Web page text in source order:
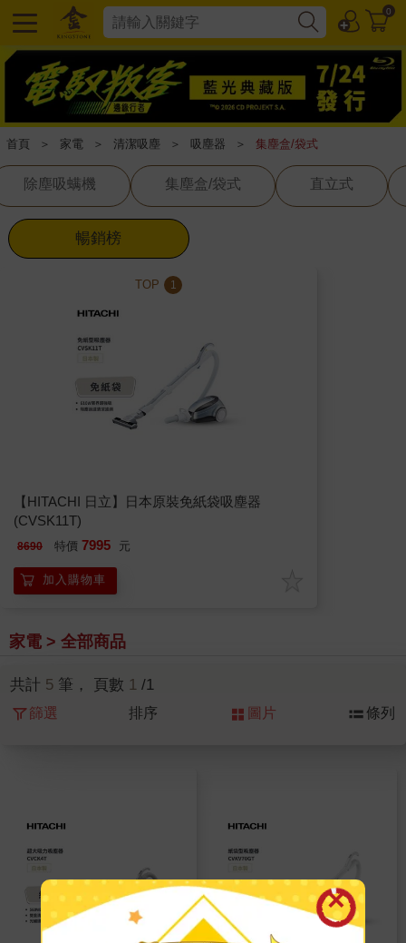
0
首頁 ＞ 家電 ＞ 清潔吸塵 ＞ 吸塵器 ＞ 集塵盒/袋式
除塵吸螨機 集塵盒/袋式 直立式
暢銷榜
TOP 1
【HITACHI 日立】日本原裝免紙袋吸塵器
(CVSK11T)
8690 特價 7995 元
加入購物車
家電 > 全部商品
共計 5 筆， 頁數 1 /1
篩選 排序 圖片 條列